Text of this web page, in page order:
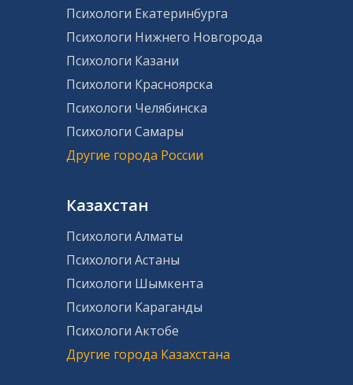
Психологи Екатеринбурга
Психологи Нижнего Новгорода
Психологи Казани
Психологи Красноярска
Психологи Челябинска
Психологи Самары
Другие города России
Казахстан
Психологи Алматы
Психологи Астаны
Психологи Шымкента
Психологи Караганды
Психологи Актобе
Другие города Казахстана